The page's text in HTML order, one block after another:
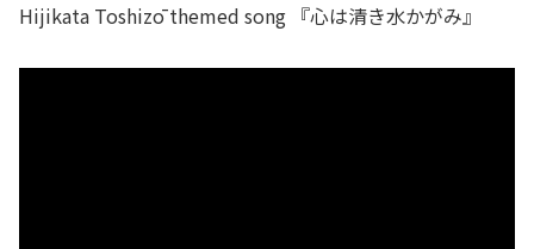
Hijikata Toshizō themed song 『心は清き水かがみ』